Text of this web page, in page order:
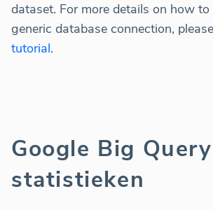
dataset. For more details on how to
generic database connection, please
tutorial.
Google Big Query
statistieken